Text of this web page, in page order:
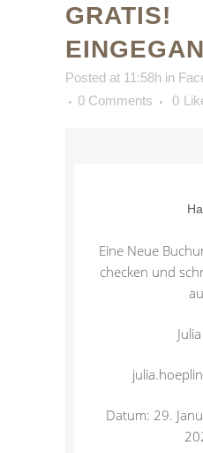
GRATIS!
Posted at 11:58h in
0 Comments
0
Eine Neue
checken und
Datum: 29.